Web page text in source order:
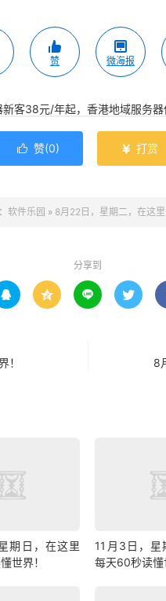
赞 微海报
客38元/年起，香港地域服务
 赞(0)  打赏
软件乐园 » 8月22日，星期二，在这
分享到
   
！ 8
期日，在这里
世界！
11月3日，星
每天60秒读懂